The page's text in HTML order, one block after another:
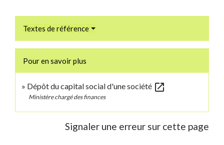
Textes de référence
Pour en savoir plus
Dépôt du capital social d'une société open_in_new
Ministère chargé des finances
Signaler une erreur sur cette page